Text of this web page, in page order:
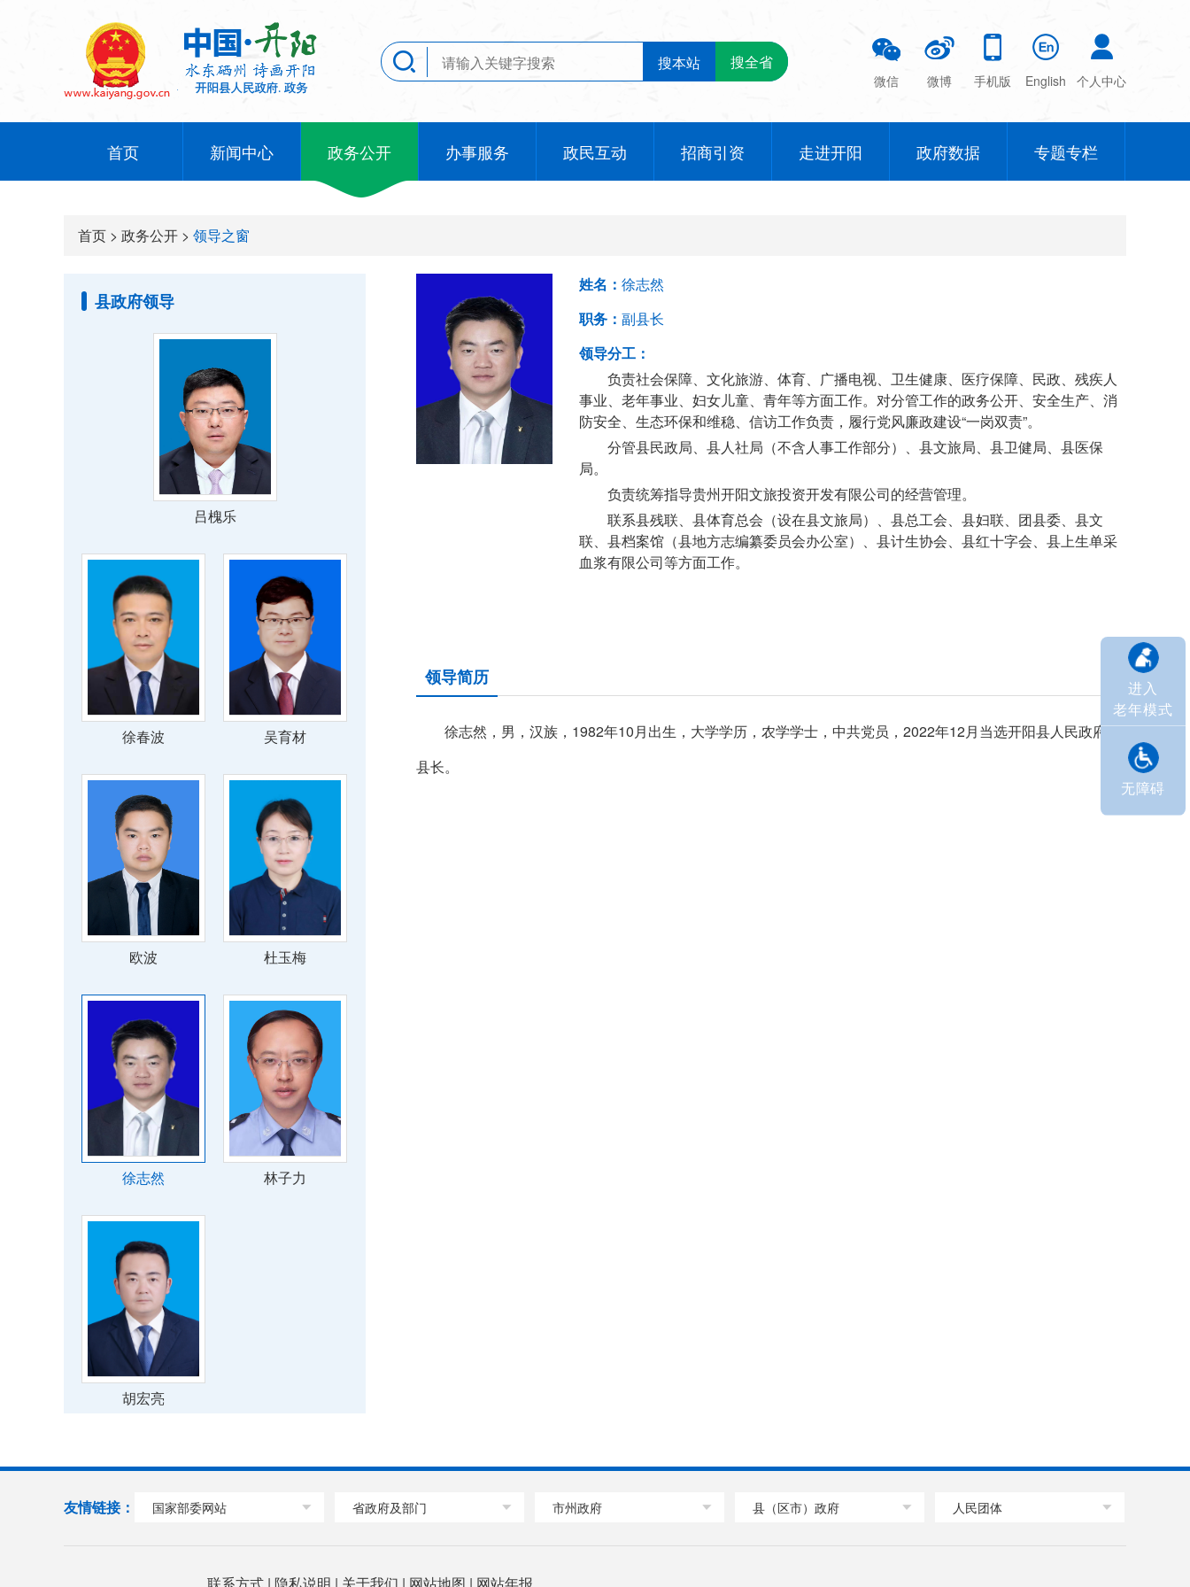
搜本站 搜全省
微信 微博 手机版 English 个人中心
首页 新闻中心 政务公开 办事服务 政民互动 招商引资 走进开阳 政府数据 专题专栏
进入
老年模式
无障碍
首页 > 政务公开 > 领导之窗
县政府领导
吕槐乐
徐春波 吴育材
欧波 杜玉梅
徐志然 林子力
胡宏亮
姓名： 徐志然
职务： 副县长
领导分工：
负责社会保障、文化旅游、体育、广播电视、卫生健康、医疗保障、民政、残疾人
事业、老年事业、妇女儿童、青年等方面工作。对分管工作的政务公开、安全生产、消
防安全、生态环保和维稳、信访工作负责，履行党风廉政建设“一岗双责”。
分管县民政局、县人社局（不含人事工作部分）、县文旅局、县卫健局、县医保
局。
负责统筹指导贵州开阳文旅投资开发有限公司的经营管理。
联系县残联、县体育总会（设在县文旅局）、县总工会、县妇联、团县委、县文
联、县档案馆（县地方志编纂委员会办公室）、县计生协会、县红十字会、县上生单采
血浆有限公司等方面工作。
领导简历
徐志然，男，汉族，1982年10月出生，大学学历，农学学士，中共党员，2022年12月当选开阳县人民政府副
县长。
友情链接： 国家部委网站 省政府及部门 市州政府 县（区市）政府 人民团体